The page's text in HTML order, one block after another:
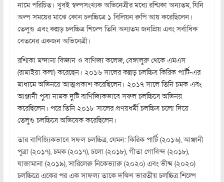
নামে পরিচিত। খুবই স্বল্পসংখ্যক অভিনেত্রীর মধ্যে রশ্মিকা অন্যতম, যিনি
অল্প সময়ের মাঝে কোন চলচ্চিত্রে ১ বিলিয়ন রুপি আয় করেছিলেন।
তেলুগু এবং কন্নড় চলচ্চিত্র শিল্পে তিনি অন্যতম জনপ্রিয় এবং সর্বাধিক
বেতনের একজন অভিনেত্রী।
রশ্মিকা মন্দানা বিজ্ঞান ও বাণিজ্য কলেজ, বেঙ্গালুরু থেকে এমএস
(রামাইয়া কলা) করেছেন। ২০১৬ সালের কন্নড় চলচ্চিত্র কিরিক পার্টি-এর
মাধ্যমে অভিনয়ে আত্মপ্রকাশ করেছিলেন। ২০১৭ সালে তিনি চমক এবং
আঞ্জানী পুত্রা নামক দুটি বাণিজ্যিকভাবে সফল চলচ্চিত্রে অভিনয়
করেছিলেন। পরে তিনি ২০১৮ সালের প্রণয়ধর্মী চলচ্চিত্র চলো দিয়ে
তেলুগু চলচ্চিত্রে অভিষেক করেছিলেন।
তার বাণিজ্যিকভাবে সফল চলচ্চিত্র, যেমন: কিরিক পার্টি (২০১৬), আঞ্জানী
পুত্রা (২০১৭), চমক (২০১৭), চলো (২০১৮), গীতা গোবিন্দ (২০১৮),
যাজামানা (২০১৯), সারিলেরু নিকেভ্যারু (২০২০) এবং ভীষ্ম (২০২০)
চলচ্চিত্রে একের পর এক সাফল্য তাকে দক্ষিণ ভারতীয় চলচ্চিত্র শিল্পে